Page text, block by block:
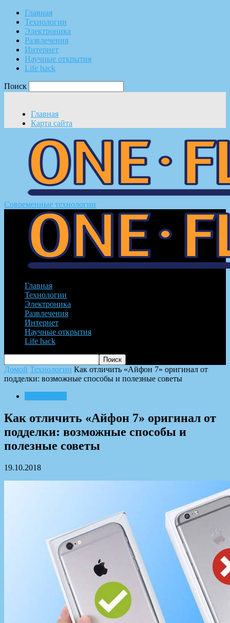
Главная
Технологии
Электроника
Развлечения
Интернет
Научные открытия
Life hack
Поиск
Главная
Карта сайта
Современные технологии
Главная
Технологии
Электроника
Развлечения
Интернет
Научные открытия
Life hack
Домой Технологии Как отличить «Айфон 7» оригинал от
подделки: возможные способы и полезные советы
Как отличить «Айфон 7» оригинал от
подделки: возможные способы и
полезные советы
19.10.2018